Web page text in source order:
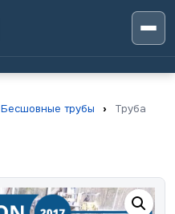
Бесшовные трубы ›
Труба